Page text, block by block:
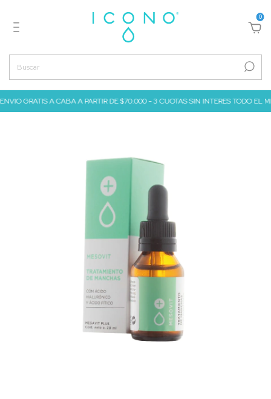
0
GRATIS A CABA A PARTIR DE $70.000 - 3 CUOTAS SIN INTERES TODO EL